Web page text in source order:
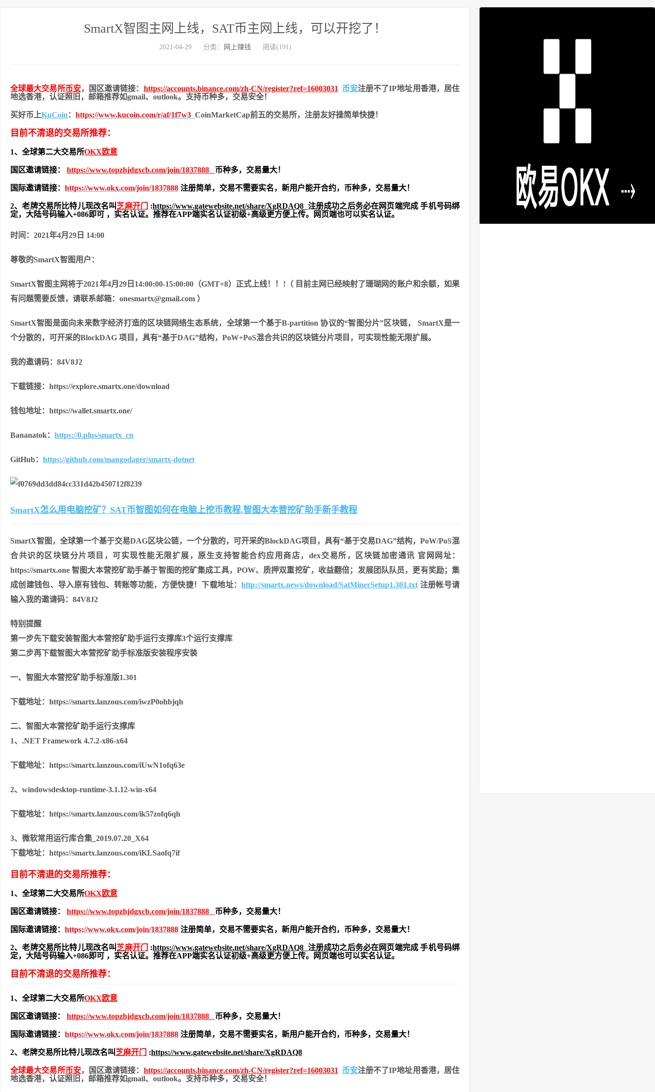
SmartX智图主网上线，SAT币主网上线，可以开挖了！
2021-04-29 分类： 网上赚钱 阅读(191)
全球最大交易所币安，国区邀请链接： https://accounts.binance.com/zh-CN/register?ref=16003031 币安注册不了IP地址用香港，居住
地选香港，认证照旧， 邮箱推荐如gmail、outlook。支持币种多，交易安全！
买好币上KuCoin ： https://www.kucoin.com/r/af/1f7w3 CoinMarketCap前五的交易所，注册友好操简单快捷！
目前不清退的交易所推荐：
1、全球第二大交易所OKX欧意
国区邀请链接： https://www.topzhjdgxcb.com/join/1837888 币种多，交易量大！
国际邀请链接： https://www.okx.com/join/1837888 注册简单，交易不需要实名，新用户能开合约， 币种多，交易量大！
2、老牌交易所比特儿现改名叫 芝麻开门 :https://www.gatewebsite.net/share/XgRDAQ8 注册成功之后务必在网页端完成 手机号码绑
定，大陆号码输入+086即可 ，实名认证。推荐在APP端实名认证初级+高级更方便上传。网页端也可以实名认证。
时间：2021年4月29日 14:00
尊敬的SmartX智图用户：
SmartX智图主网将于2021年4月29日14:00:00-15:00:00（GMT+8）正式上线！！!（ 目前主网已经映射了珊瑚网的账户和余额，如果
有问题需要反馈，请联系邮箱：onesmartx@gmail.com ）
SmartX智图是面向未来数字经济打造的区块链网络生态系统，全球第一个基于B-partition 协议的“智图分片”区块链， SmartX是一
个分散的，可开采的BlockDAG 项目，具有“基于DAG”结构，PoW+PoS混合共识的区块链分片项目，可实现性能无限扩展。
我的邀请码：84V8J2
下载链接：https://explore.smartx.one/download
钱包地址：https://wallet.smartx.one/
Bananatok： https://0.plus/smartx_cn
GitHub： https://github.com/mangodager/smartx-dotnet
SmartX怎么用电脑挖矿？SAT币智图如何在电脑上挖币教程,智图大本营挖矿助手新手教程
SmartX智图，全球第一个基于交易DAG区块公链，一个分散的，可开采的BlockDAG项目，具有“基于交易DAG”结构，PoW/PoS混
合共识的区块链分片项目，可实现性能无限扩展，原生支持智能合约应用商店，dex交易所，区块链加密通讯 官网网址：
https://smartx.one 智图大本营挖矿助手基于智图的挖矿集成工具，POW、质押双重挖矿，收益翻倍；发展团队队员，更有奖励；集
成创建钱包、导入原有钱包、转账等功能，方便快捷！下载地址：http://smartx.news/download/SatMinerSetup1.301.txt 注册帐号请
输入我的邀请码：84V8J2
特别提醒
第一步先下载安装智图大本营挖矿助手运行支撑库3个运行支撑库
第二步再下载智图大本营挖矿助手标准版安装程序安装
一、智图大本营挖矿助手标准版1.301
下载地址：https://smartx.lanzous.com/iwzP0ohbjqh
二、智图大本营挖矿助手运行支撑库
1、.NET Framework 4.7.2-x86-x64
下载地址：https://smartx.lanzous.com/iUwN1ofq63e
2、windowsdesktop-runtime-3.1.12-win-x64
下载地址：https://smartx.lanzous.com/ik57zofq6qh
3、微软常用运行库合集_2019.07.20_X64
下载地址：https://smartx.lanzous.com/iKLSaofq7if
目前不清退的交易所推荐：
1、全球第二大交易所OKX欧意
国区邀请链接： https://www.topzhjdgxcb.com/join/1837888 币种多，交易量大！
国际邀请链接： https://www.okx.com/join/1837888 注册简单，交易不需要实名，新用户能开合约， 币种多，交易量大！
2、老牌交易所比特儿现改名叫 芝麻开门 :https://www.gatewebsite.net/share/XgRDAQ8 注册成功之后务必在网页端完成 手机号码绑
定，大陆号码输入+086即可 ，实名认证。推荐在APP端实名认证初级+高级更方便上传。网页端也可以实名认证。
目前不清退的交易所推荐：
1、全球第二大交易所OKX欧意
国区邀请链接： https://www.topzhjdgxcb.com/join/1837888 币种多，交易量大！
国际邀请链接： https://www.okx.com/join/1837888 注册简单，交易不需要实名，新用户能开合约， 币种多，交易量大！
2、老牌交易所比特儿现改名叫 芝麻开门 :https://www.gatewebsite.net/share/XgRDAQ8
全球最大交易所币安，国区邀请链接： https://accounts.binance.com/zh-CN/register?ref=16003031 币安注册不了IP地址用香港，居住
地选香港，认证照旧， 邮箱推荐如gmail、outlook。支持币种多，交易安全！